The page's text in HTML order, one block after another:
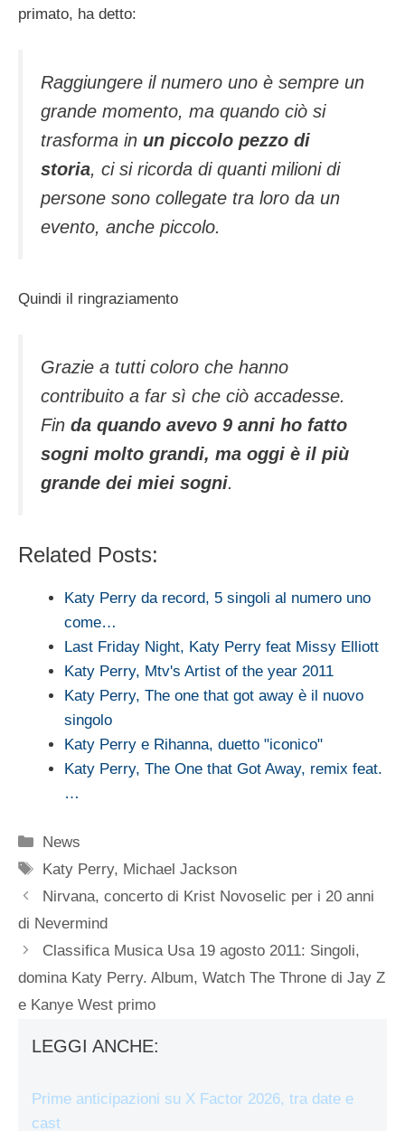
primato, ha detto:
Raggiungere il numero uno è sempre un
grande momento, ma quando ciò si
trasforma in un piccolo pezzo di
storia, ci si ricorda di quanti milioni di
persone sono collegate tra loro da un
evento, anche piccolo.
Quindi il ringraziamento
Grazie a tutti coloro che hanno
contribuito a far sì che ciò accadesse.
Fin da quando avevo 9 anni ho fatto
sogni molto grandi, ma oggi è il più
grande dei miei sogni.
Related Posts:
Katy Perry da record, 5 singoli al numero uno
come…
Last Friday Night, Katy Perry feat Missy Elliott
Katy Perry, Mtv's Artist of the year 2011
Katy Perry, The one that got away è il nuovo
singolo
Katy Perry e Rihanna, duetto "iconico"
Katy Perry, The One that Got Away, remix feat.
…
Categorie
News
Tag
Katy Perry, Michael Jackson
Nirvana, concerto di Krist Novoselic per i 20 anni
di Nevermind
Classifica Musica Usa 19 agosto 2011: Singoli,
domina Katy Perry. Album, Watch The Throne di Jay Z
e Kanye West primo
LEGGI ANCHE:
Prime anticipazioni su X Factor 2026, tra date e
cast